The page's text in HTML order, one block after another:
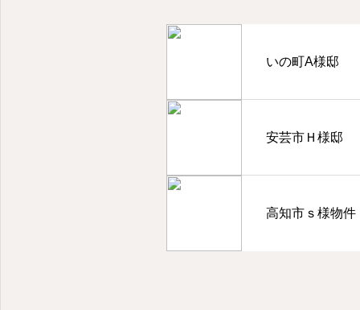
いの町A様邸
安芸市Ｈ様邸
高知市ｓ様物件